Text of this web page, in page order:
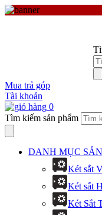
Mua trả góp
Tài khoản
0
Tìm kiếm sản phẩm
DANH MỤC
Két sắt
Két sắt
Két Sắt